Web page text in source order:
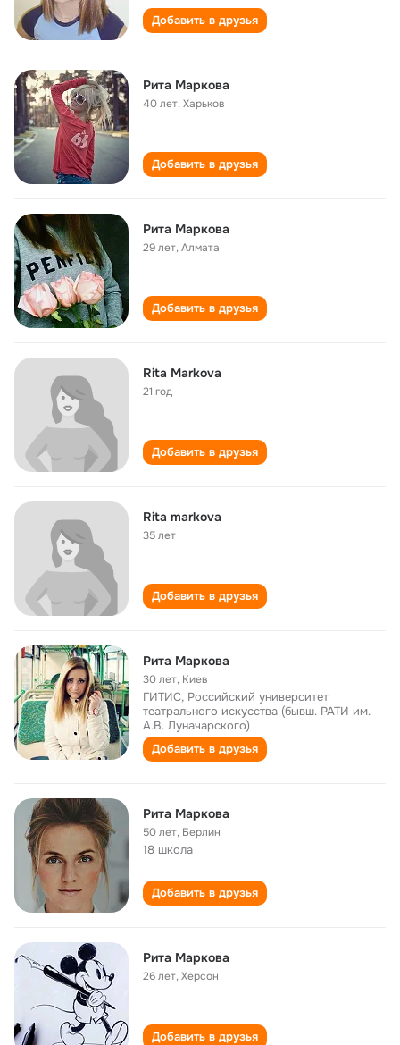
Добавить в друзья
Рита Маркова
40 лет,Харьков
Добавить в друзья
Рита Маркова
29 лет,Алмата
Добавить в друзья
Rita Markova
21 год
Добавить в друзья
Rita markova
35 лет
Добавить в друзья
Рита Маркова
30 лет, Киев
ГИТИС, Российский университет
театрального искусства (бывш. РАТИ им.
А.В. Луначарского)
Добавить в друзья
Рита Маркова
50 лет, Берлин
18 школа
Добавить в друзья
Рита Маркова
26 лет,Херсон
Добавить в друзья